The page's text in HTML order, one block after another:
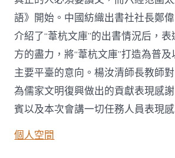
語》開始。中國紡織出書社社長鄭
介紹了“葦杭文庫”的出書情況后，
方的盡力，將“葦杭文庫”打造為普
主要平臺的意向。楊汝清師長教師
為儒家文明復興做出的貢獻表現感
賓以及本次會講一切任務人員表現感
個人空間